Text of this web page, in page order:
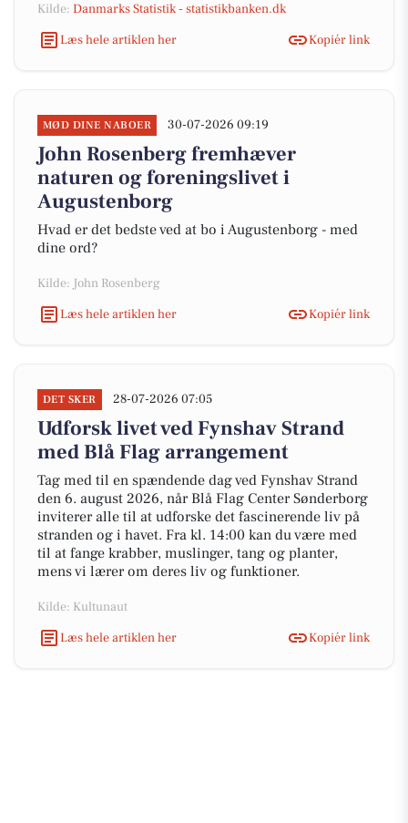
Kilde: Danmarks Statistik - statistikbanken.dk
Læs hele artiklen her
Kopiér link
MØD DINE NABOER 30-07-2026 09:19
John Rosenberg fremhæver
naturen og foreningslivet i
Augustenborg
Hvad er det bedste ved at bo i Augustenborg - med
dine ord?
Kilde: John Rosenberg
Læs hele artiklen her
Kopiér link
DET SKER 28-07-2026 07:05
Udforsk livet ved Fynshav Strand
med Blå Flag arrangement
Tag med til en spændende dag ved Fynshav Strand
den 6. august 2026, når Blå Flag Center Sønderborg
inviterer alle til at udforske det fascinerende liv på
stranden og i havet. Fra kl. 14:00 kan du være med
til at fange krabber, muslinger, tang og planter,
mens vi lærer om deres liv og funktioner.
Kilde: Kultunaut
Læs hele artiklen her
Kopiér link